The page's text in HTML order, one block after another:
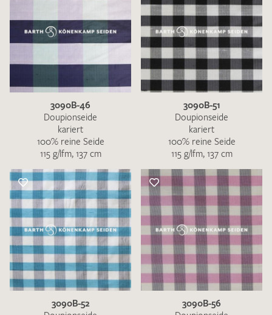
3090B-46
Doupionseide
kariert
100% reine Seide
115 g/lfm, 137 cm
3090B-51
Doupionseide
kariert
100% reine Seide
115 g/lfm, 137 cm
3090B-52
3090B-56